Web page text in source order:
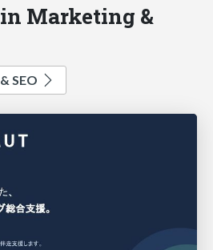
Marketing &
SEO